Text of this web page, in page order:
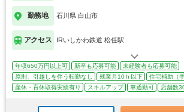
勤務地 石川県 白山市
アクセス IRいしかわ鉄道 松任駅
年収650万円以上可 新卒も応募可能
未経験者も応募可能
原則、引越しを伴う転勤なし
残業月10ｈ以下
住宅補助（
産休・育休取得実績有り
スキルアップ 車通勤可 店舗数